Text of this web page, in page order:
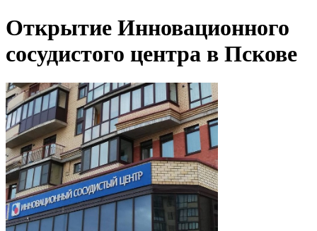
Открытие Инновационного
сосудистого центра в Пскове